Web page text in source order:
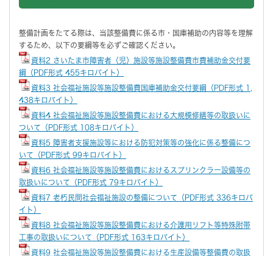
整備計画をたてる際は、当該整備費に係る市・国庫補助の内容等を理解
するため、以下の要綱等を必ずご確認ください。
資料2 さいたま市障害者（児）施設等施設整備費市費補助金交付要
綱（PDF形式 455キロバイト）
資料3 社会福祉施設等施設整備費国庫補助金交付要綱（PDF形式 1,
438キロバイト）
資料4 社会福祉施設等施設整備費における大規模修繕等の取扱いに
ついて（PDF形式 108キロバイト）
資料5 障害者支援施設等における防犯対策等の強化に係る整備につ
いて（PDF形式 99キロバイト）
資料6 社会福祉施設等施設整備費におけるスプリンクラー設備等の
取扱いについて（PDF形式 79キロバイト）
資料7 老朽民間社会福祉施設の整備について（PDF形式 336キロバ
イト）
資料8 社会福祉施設等施設整備費における介護用リフト等特殊附帯
工事の取扱いについて（PDF形式 163キロバイト）
資料9 社会福祉施設等施設整備費における生産設備等整備費の取扱